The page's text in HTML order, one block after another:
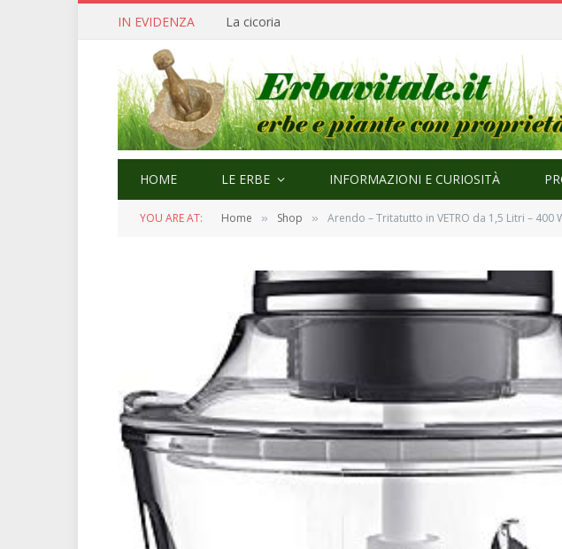
IN EVIDENZA Cerfoglio: bellezza e quaresima
HOME LE ERBE INFORMAZIONI E CURIOSITÀ
YOU ARE AT: Home » Shop » Arendo – Tritatutto in VETRO da 1,5 Litri –